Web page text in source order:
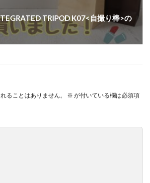
TRIPOD K07<自撮り棒>の
ることはありません。 ※ が付いている欄は必須項